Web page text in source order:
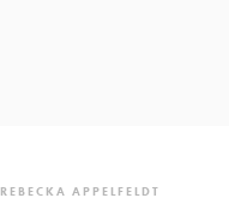
REBECKA APPELFELDT